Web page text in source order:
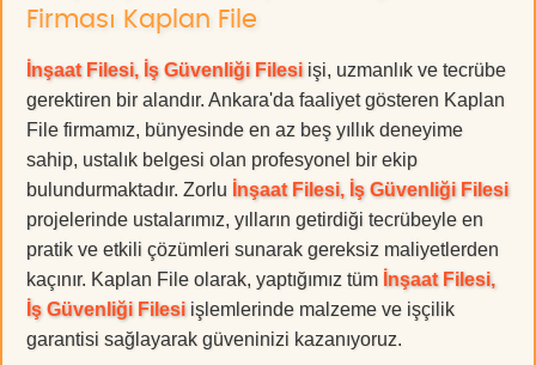
Firması Kaplan File
İnşaat Filesi, İş Güvenliği Filesi işi, uzmanlık ve tecrübe
gerektiren bir alandır. Ankara'da faaliyet gösteren Kaplan
File firmamız, bünyesinde en az beş yıllık deneyime
sahip, ustalık belgesi olan profesyonel bir ekip
bulundurmaktadır. Zorlu İnşaat Filesi, İş Güvenliği Filesi
projelerinde ustalarımız, yılların getirdiği tecrübeyle en
pratik ve etkili çözümleri sunarak gereksiz maliyetlerden
kaçınır. Kaplan File olarak, yaptığımız tüm İnşaat Filesi,
İş Güvenliği Filesi işlemlerinde malzeme ve işçilik
garantisi sağlayarak güveninizi kazanıyoruz.